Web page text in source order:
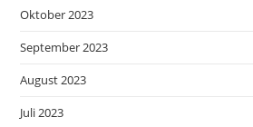
Oktober 2023
September 2023
August 2023
Juli 2023